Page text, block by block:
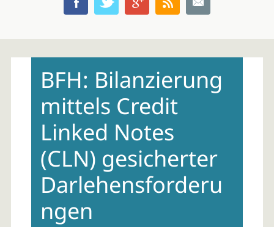
contentBFH: Bilanzierung
mittels Credit
Linked Notes
(CLN) gesicherter
Darlehensforderu
ngen